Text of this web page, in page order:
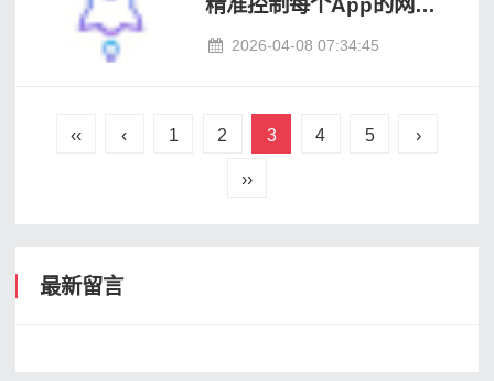
走向2026-04-08 07:34:45
‹‹ ‹ 1 2 3 4 5 ›
››
最新留言